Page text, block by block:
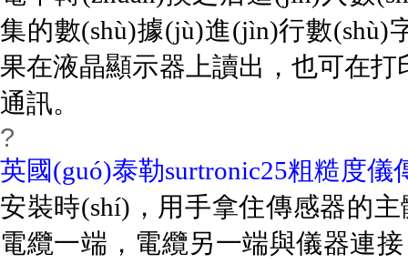
集的數(shù)據(jù)進(jìn)行數(shù)
果在液晶顯示器上讀出，也可
通訊。
?
英國(guó)泰勒surtronic25粗糙度儀
安裝時(shí)，用手拿住傳感器的
電纜一端，電纜另一端與儀器連